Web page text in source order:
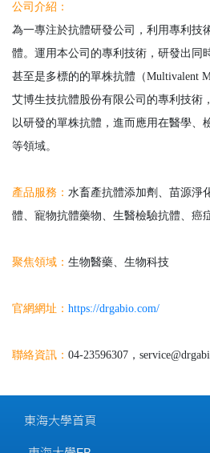
公司介紹：
為一專注於抗體研發公司，利用專利技
體。運用本公司的專利技術，研發出同
甚至是多標的的單株抗體（Multivalent
艾博生技抗體股份有限公司的專利技術
以研發的單株抗體，進而應用在醫學、
等領域。
產品服務： 水畜產抗體添加劑、苗源淨
體、寵物抗體藥物、生醫檢驗抗體、癌
聚焦領域： 生物醫藥、生物科技
官網網址： https://drgabio.com/
聯絡資訊： 04-23596307，
東海大學首頁